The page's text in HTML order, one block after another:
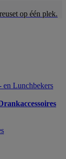
op één plek.
en Lunchbekers